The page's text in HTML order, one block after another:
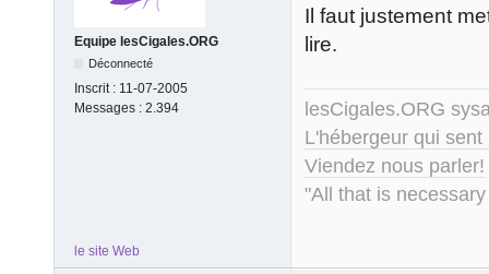
Equipe lesCigales.ORG
Déconnecté
Inscrit : 11-07-2005
Messages : 2.394
Il faut justement
lire.
lesCigales.ORG
L'hébergeur qui
Viendez nous parler!
"All that is
le site Web